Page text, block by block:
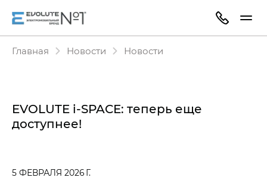
Главная Новости Новости
EVOLUTE i‑SPACE: теперь еще
доступнее!
5 ФЕВРАЛЯ 2026 Г.